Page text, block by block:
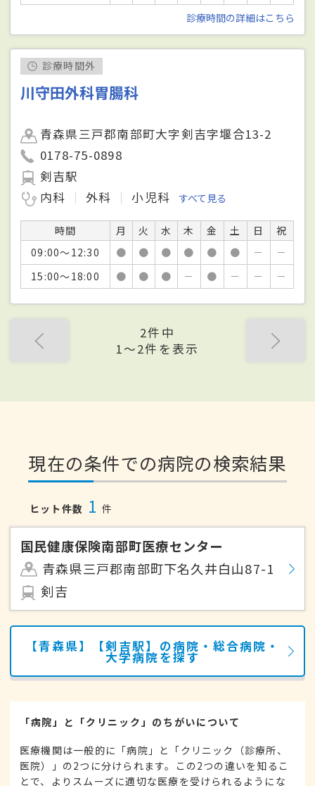
診療時間の詳細はこちら
診療時間外
川守田外科胃腸科
青森県三戸郡南部町大字剣吉字堰合13-2
0178-75-0898
剣吉駅
内科
外科 小児科 すべて見る
時間 月 火 水 木 金 土 日
祝
09:00～12:30
● ● ● ● ● ● －
－
15:00～18:00
● ● ● － ● － － －
2件中
1〜2件を表示
現在の条件での病院の検索結果
ヒット件数 1 件
国民健康保険南部町医療センター
青森県三戸郡南部町下名久井白山87-1
剣吉
【青森県】【剣吉駅】の病院・総合病院・
大学病院を探す
「病院」と「クリニック」のちがいについて
医療機関は一般的に「病院」と「クリニック（診療所、
医院）」の2つに分けられます。この2つの違いを知るこ
とで、よりスムーズに適切な医療を受けられるようにな